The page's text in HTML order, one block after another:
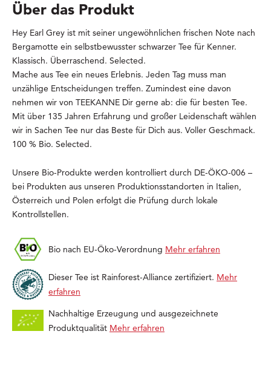
Über das Produkt
Hey Earl Grey ist mit seiner ungewöhnlichen frischen Note nach
Bergamotte ein selbstbewusster schwarzer Tee für Kenner.
Klassisch. Überraschend. Selected.
Mache aus Tee ein neues Erlebnis. Jeden Tag muss man
unzählige Entscheidungen treffen. Zumindest eine davon
nehmen wir von TEEKANNE Dir gerne ab: die für besten Tee.
Mit über 135 Jahren Erfahrung und großer Leidenschaft wählen
wir in Sachen Tee nur das Beste für Dich aus. Voller Geschmack.
100 % Bio. Selected.
Unsere Bio-Produkte werden kontrolliert durch DE-ÖKO-006 –
bei Produkten aus unseren Produktionsstandorten in Italien,
Österreich und Polen erfolgt die Prüfung durch lokale
Kontrollstellen.
Bio nach EU-Öko-Verordnung Mehr erfahren
Dieser Tee ist Rainforest-Alliance zertifiziert. Mehr
erfahren
Nachhaltige Erzeugung und ausgezeichnete
Produktqualität Mehr erfahren